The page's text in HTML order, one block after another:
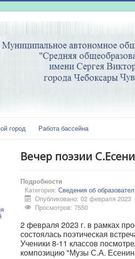
город Работа бассейна
Вечер поэзии
Подробности
Категория: Сведения об
Опубликовано: 02 февраля 2023
Просмотров: 7550
2 февраля 2023 г. в рамках
состоялась поэтическая
Ученики 8-11 классов
композицию "Музы С.А.